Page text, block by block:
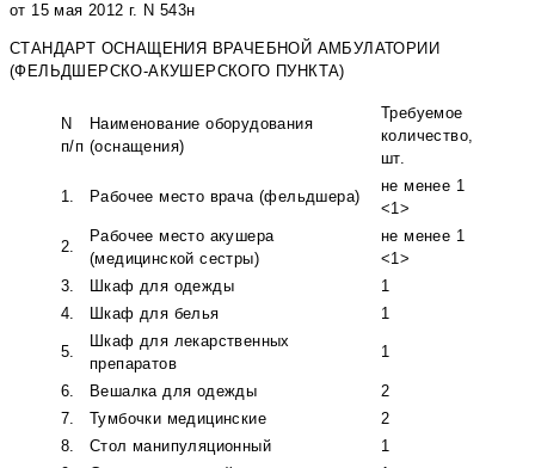
от 15 мая 2012 г. N 543н
СТАНДАРТ ОСНАЩЕНИЯ ВРАЧЕБНОЙ АМБУЛАТОРИИ
(ФЕЛЬДШЕРСКО-АКУШЕРСКОГО ПУНКТА)
N
п/п
Наименование оборудования
(оснащения)
Требуемое
количество,
шт.
1. Рабочее место врача (фельдшера)
не менее 1
<1>
2.
Рабочее место акушера
(медицинской сестры)
не менее 1
<1>
3.
Шкаф для одежды
1
4.
Шкаф для белья 1
5.
Шкаф для лекарственных
препаратов
1
6. Вешалка для одежды
2
7.
Тумбочки медицинские
2
8.
Стол манипуляционный
1